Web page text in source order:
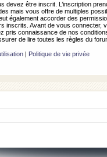
devez être inscrit. L’inscription
mais vous offre de multiples
également accorder des
inscrits. Avant de vous connecter,
pris connaissance de nos
de lire toutes les règles du
| Politique de vie privée